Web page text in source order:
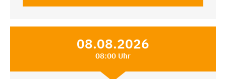
08.08.2026
08:00 Uhr